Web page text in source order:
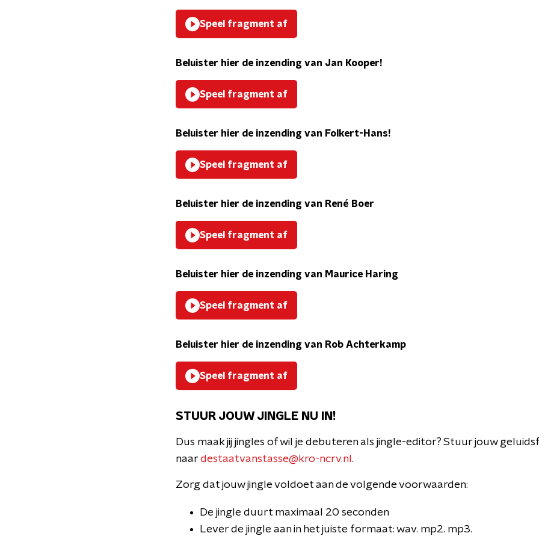
Speel fragment af
Beluister hier de inzending van Jan Kooper!
Speel fragment af
Beluister hier de inzending van Folkert-Hans!
Speel fragment af
Beluister hier de inzending van René Boer
Speel fragment af
Beluister hier de inzending van Maurice Haring
Speel fragment af
Beluister hier de inzending van Rob Achterkamp
Speel fragment af
STUUR JOUW JINGLE NU IN!
Dus maak jij jingles of wil je debuteren als jingle-editor? Stuur jouw
naardestaatvanstasse@kro-ncrv.nl .
Zorg dat jouw jingle voldoet aan de volgende voorwaarden:
De jingle duurt maximaal 20 seconden
Lever de jingle aan in het juiste formaat: wav. mp2. mp3.